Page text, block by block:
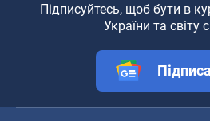
Підписуйтесь, щоб бути в
України та світу